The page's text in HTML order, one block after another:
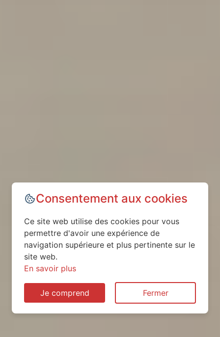
Consentement aux cookies
Ce site web utilise des cookies pour vous
permettre d'avoir une expérience de
navigation supérieure et plus pertinente sur le
site web.
En savoir plus
Je comprend Fermer